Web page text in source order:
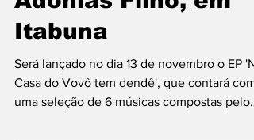
Centro de Cultura
Adonias Filho, em
Itabuna